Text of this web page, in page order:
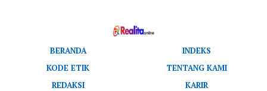
BERANDA
INDEKS
KODE ETIK
TENTANG KAMI
REDAKSI
KARIR